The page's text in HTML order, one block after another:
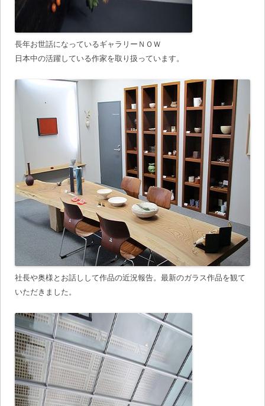
長年お世話になっているギャラリーＮＯＷ
日本中の活躍している作家を取り扱っています。
社長や奥様とお話しして作品の近況報告。最新のガラス作品を観て
いただきました。